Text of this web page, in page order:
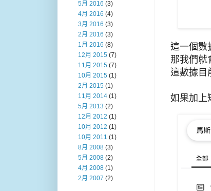
這一個數
那我們就
這數據目
如果加上
5月 2016 (3)
4月 2016 (4)
3月 2016 (3)
2月 2016 (3)
1月 2016 (8)
12月 2015 (7)
11月 2015 (7)
10月 2015 (1)
2月 2015 (1)
11月 2014 (1)
5月 2013 (2)
12月 2012 (1)
10月 2012 (1)
10月 2011 (1)
8月 2008 (3)
5月 2008 (2)
4月 2008 (1)
2月 2007 (2)